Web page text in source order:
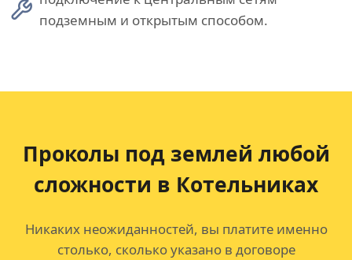
подземным и открытым способом.
Проколы под землей любой
сложности в Котельниках
Никаких неожиданностей, вы платите именно
столько, сколько указано в договоре